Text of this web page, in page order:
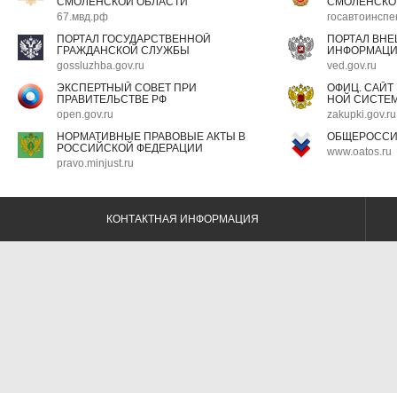
67.мвд.рф
ПОРТАЛ ГОСУДАРСТВЕННОЙ
ГРАЖДАНСКОЙ СЛУЖБЫ
gossluzhba.gov.ru
ПОРТАЛ
ved.gov.ru
ЭКСПЕРТНЫЙ СОВЕТ ПРИ
ПРАВИТЕЛЬСТВЕ РФ
open.gov.ru
ОФИЦ.
НОЙ
zakupki.gov.ru
НОРМАТИВНЫЕ ПРАВОВЫЕ АКТЫ В
РОССИЙСКОЙ ФЕДЕРАЦИИ
pravo.minjust.ru
www.oatos.ru
КОНТАКТНАЯ ИНФОРМАЦИЯ